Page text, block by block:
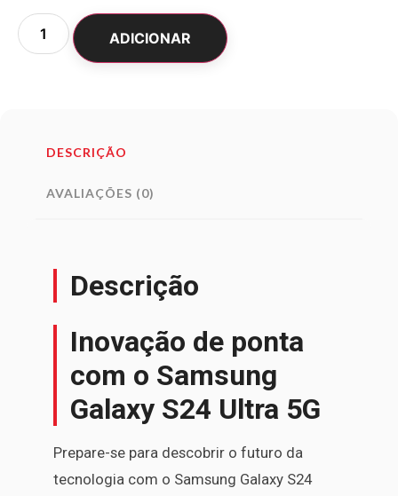
ADICIONAR
DESCRIÇÃO
AVALIAÇÕES (0)
Descrição
Inovação de ponta
com o Samsung
Galaxy S24 Ultra 5G
Prepare-se para descobrir o futuro da
tecnologia com o Samsung Galaxy S24